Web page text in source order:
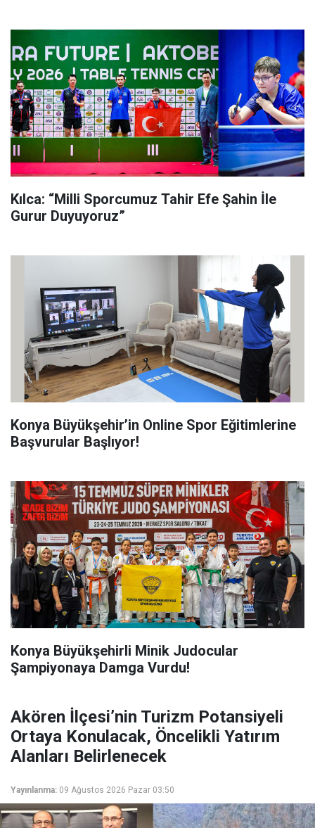
Kılca: “Milli Sporcumuz Tahir Efe Şahin İle
Gurur Duyuyoruz”
Konya Büyükşehir’in Online Spor Eğitimlerine
Başvurular Başlıyor!
Konya Büyükşehirli Minik Judocular
Şampiyonaya Damga Vurdu!
Akören İlçesi’nin Turizm Potansiyeli
Ortaya Konulacak, Öncelikli Yatırım
Alanları Belirlenecek
Yayınlanma: 09 Ağustos 2026 Pazar 03:50